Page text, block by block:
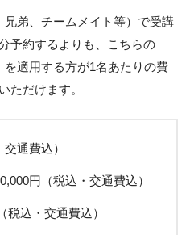
弟、チームメイト等）で受講
予約するよりも、こちらの
を適用する方が1名あたりの費
ただけます。
通費込）
円（税込・交通費込）
税込・交通費込）